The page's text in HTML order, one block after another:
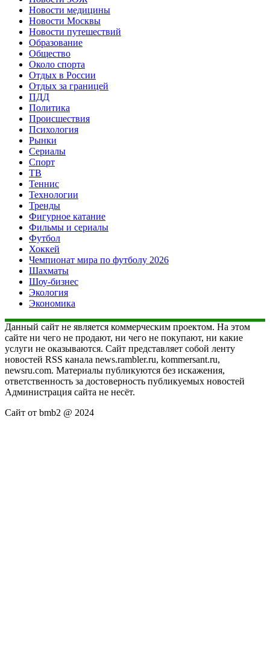
Новости медицины
Новости Москвы
Новости путешествий
Образование
Общество
Около спорта
Отдых в России
Отдых за границей
ПДД
Политика
Происшествия
Психология
Рынки
Сериалы
Спорт
ТВ
Теннис
Технологии
Тренды
Фигурное катание
Фильмы и сериалы
Футбол
Хоккей
Чемпионат мира по футболу 2026
Шахматы
Шоу-бизнес
Экология
Экономика
Данный сайт не является коммерческим проектом. На этом
сайте ни чего не продают, ни чего не покупают, ни какие
услуги не оказываются. Сайт представляет собой ленту
новостей RSS канала news.rambler.ru, kommersant.ru,
newsru.com. Материалы публикуются без искажения,
ответственность за достоверность публикуемых новостей
Администрация сайта не несёт.
Сайт от bmb2 @ 2024